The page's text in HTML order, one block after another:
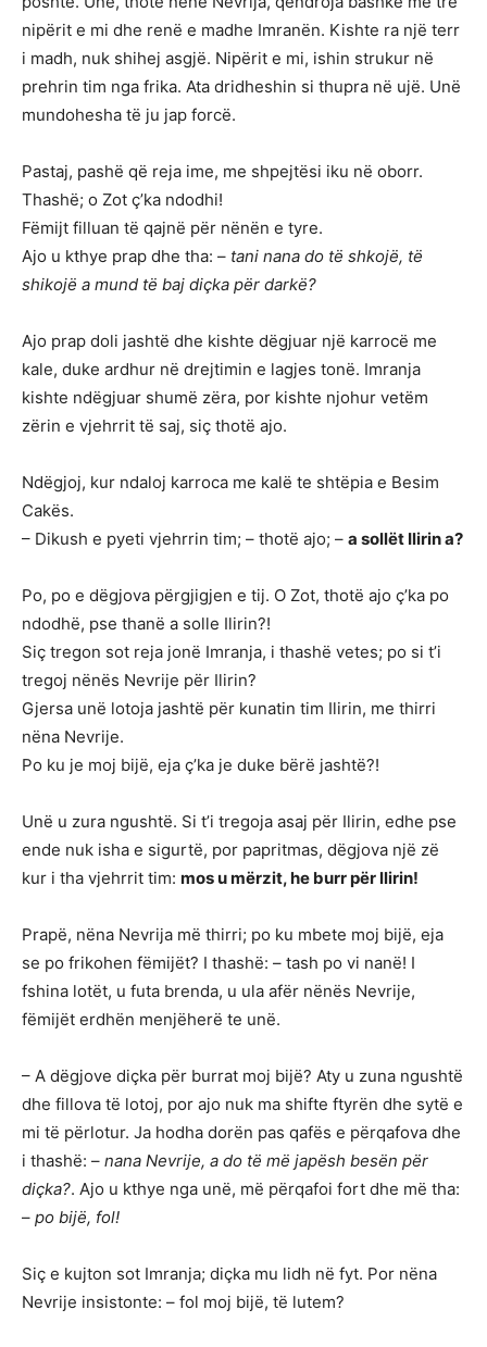
nipërit e mi dhe renë e madhe Imranën. Kishte ra një terr
i madh, nuk shihej asgjë. Nipërit e mi, ishin strukur në
prehrin tim nga frika. Ata dridheshin si thupra në ujë. Unë
mundohesha të ju jap forcë.
Pastaj, pashë që reja ime, me shpejtësi iku në oborr.
Thashë; o Zot ç’ka ndodhi!
Fëmijt filluan të qajnë për nënën e tyre.
Ajo u kthye prap dhe tha: – tani nana do të shkojë, të
shikojë a mund të baj diçka për darkë?
Ajo prap doli jashtë dhe kishte dëgjuar një karrocë me
kale, duke ardhur në drejtimin e lagjes tonë. Imranja
kishte ndëgjuar shumë zëra, por kishte njohur vetëm
zërin e vjehrrit të saj, siç thotë ajo.
Ndëgjoj, kur ndaloj karroca me kalë te shtëpia e Besim
Cakës.
– Dikush e pyeti vjehrrin tim; – thotë ajo; – a sollët Ilirin a?
Po, po e dëgjova përgjigjen e tij. O Zot, thotë ajo ç’ka po
ndodhë, pse thanë a solle Ilirin?!
Siç tregon sot reja jonë Imranja, i thashë vetes; po si t’i
tregoj nënës Nevrije për Ilirin?
Gjersa unë lotoja jashtë për kunatin tim Ilirin, me thirri
nëna Nevrije.
Po ku je moj bijë, eja ç’ka je duke bërë jashtë?!
Unë u zura ngushtë. Si t’i tregoja asaj për Ilirin, edhe pse
ende nuk isha e sigurtë, por papritmas, dëgjova një zë
kur i tha vjehrrit tim: mos u mërzit, he burr për llirin!
Prapë, nëna Nevrija më thirri; po ku mbete moj bijë, eja
se po frikohen fëmijët? I thashë: – tash po vi nanë! I
fshina lotët, u futa brenda, u ula afër nënës Nevrije,
fëmijët erdhën menjëherë te unë.
– A dëgjove diçka për burrat moj bijë? Aty u zuna ngushtë
dhe fillova të lotoj, por ajo nuk ma shifte ftyrën dhe sytë e
mi të përlotur. Ja hodha dorën pas qafës e përqafova dhe
i thashë: – nana Nevrije, a do të më japësh besën për
diçka?. Ajo u kthye nga unë, më përqafoi fort dhe më tha:
– po bijë, fol!
Siç e kujton sot Imranja; diçka mu lidh në fyt. Por nëna
Nevrije insistonte: – fol moj bijë, të lutem?